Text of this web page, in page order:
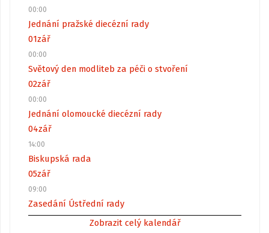
00:00
Jednání pražské diecézní rady
01zář
00:00
Světový den modliteb za péči o stvoření
02zář
00:00
Jednání olomoucké diecézní rady
04zář
14:00
Biskupská rada
05zář
09:00
Zasedání Ústřední rady
Zobrazit celý kalendář